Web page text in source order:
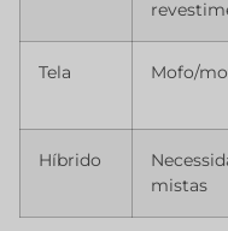
Tela Mofo/
Híbrido
mistas